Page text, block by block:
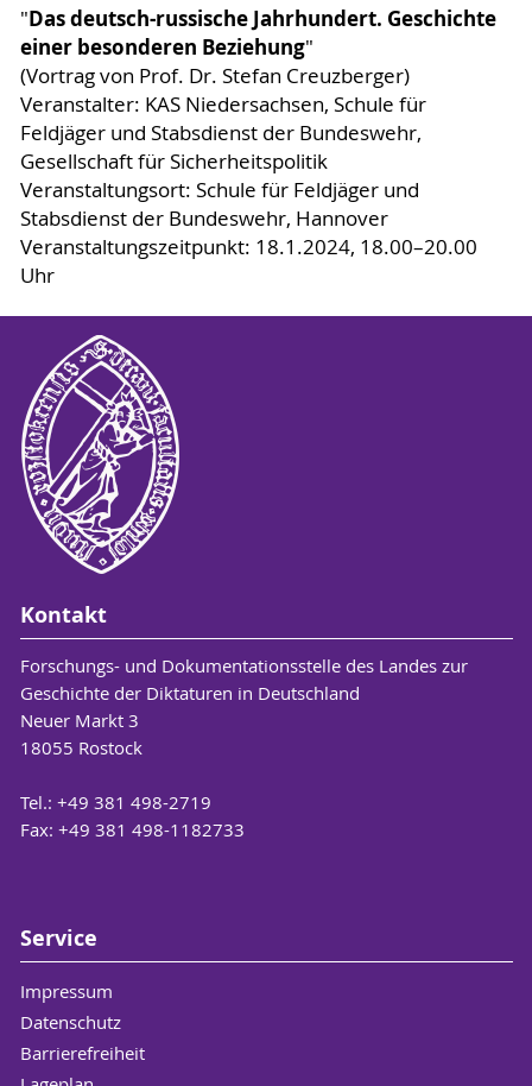
"Das deutsch-russische Jahrhundert. Geschichte
einer besonderen Beziehung"
(Vortrag von Prof. Dr. Stefan Creuzberger)
Veranstalter: KAS Niedersachsen, Schule für
Feldjäger und Stabsdienst der Bundeswehr,
Gesellschaft für Sicherheitspolitik
Veranstaltungsort: Schule für Feldjäger und
Stabsdienst der Bundeswehr, Hannover
Veranstaltungszeitpunkt: 18.1.2024, 18.00–20.00
Uhr
Kontakt
Forschungs- und Dokumentationsstelle des Landes zur
Geschichte der Diktaturen in Deutschland
Neuer Markt 3
18055 Rostock
Tel.: +49 381 498-2719
Fax: +49 381 498-1182733
Service
Impressum
Datenschutz
Barrierefreiheit